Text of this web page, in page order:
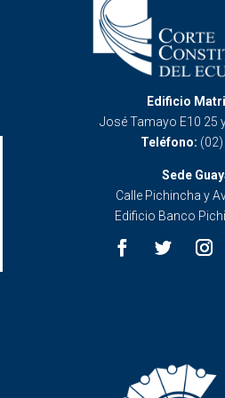
Edificio
José Tamayo E10 25
Teléfono:
Sede
Calle Pichincha y
Edificio Banco